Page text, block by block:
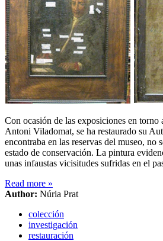
Con ocasión de las exposiciones en
Antoni Viladomat, se ha restaurado su
encontraba en las reservas del museo, no
estado de conservación. La pintura
unas infaustas vicisitudes sufridas en el
Read more »
Author: Núria Prat
colección
investigación
restauración